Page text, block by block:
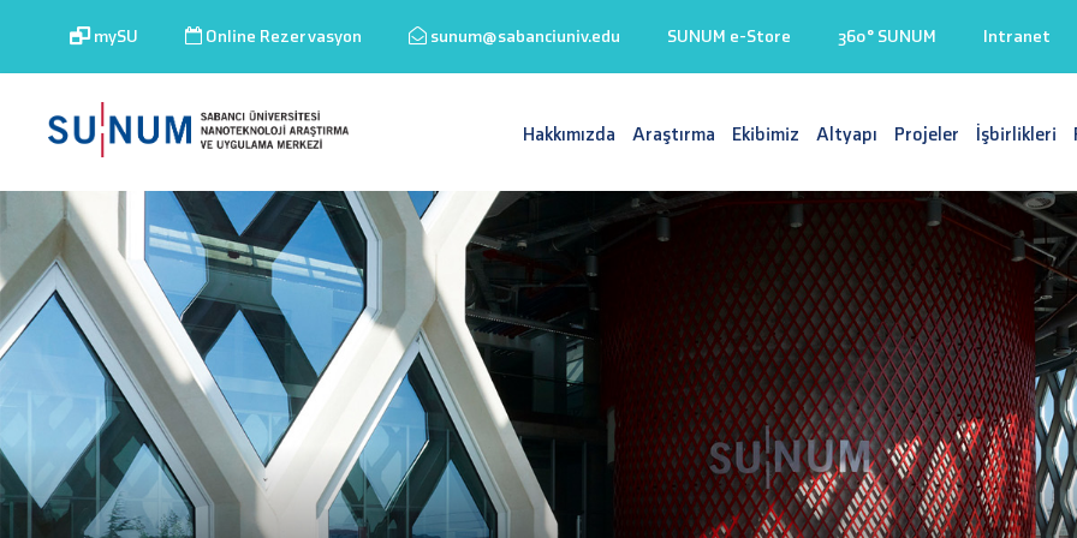
mySU Online Rezervasyon sunum@sabanciuniv.edu SUNUM e-Store 360° SUNUM Intranet
Hakkımızda Araştırma Ekibimiz Altyapı Projeler İşbirlikleri